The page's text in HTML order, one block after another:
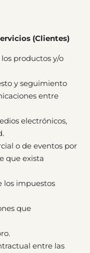
(Clientes)
productos y/o
y seguimiento
entre
electrónicos,
o de eventos por
que exista
los impuestos
que
entre las